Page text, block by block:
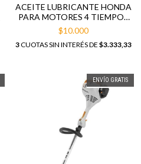
ACEITE LUBRICANTE HONDA
PARA MOTORES 4 TIEMPOS
HGO 10W-30
$10.000
3CUOTAS SIN INTERÉS DE $3.333,33
ENVÍO GRATIS